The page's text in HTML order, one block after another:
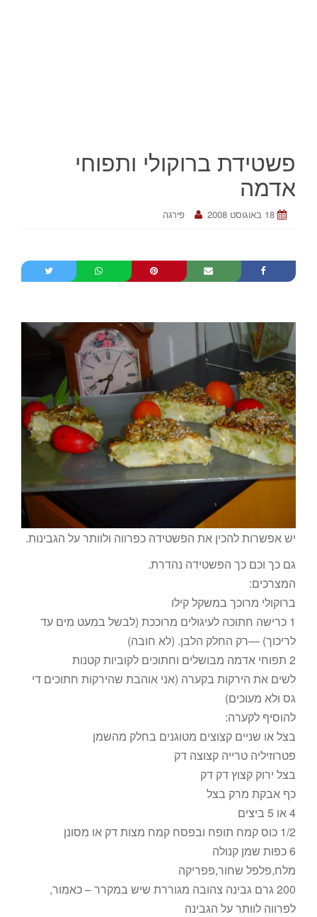
פשטידת ברוקולי ותפוחי
אדמה
18 באוגוסט 2008 פירגה
יש אפשרות להכין את הפשטידה כפרווה ולוותר על הגבינות.
גם כך וכם כך הפשטידה נהדרת.
המצרכים:
ברוקולי מרוכך במשקל קילו
1 כרישה חתוכה לעיגולים מרוככת (לבשל במעט מים עד
לריכוך) —רק החלק הלבן. (לא חובה)
2 תפוחי אדמה מבושלים וחתוכים לקוביות קטנות
לשים את הירקות בקערה (אני אוהבת שהירקות חתוכים די
גס ולא מעוכים)
להוסיף לקערה:
בצל או שניים קצוצים מטוגנים בחלק מהשמן
פטרוזיליה טרייה קצוצה דק
בצל ירוק קצוץ דק דק
כף אבקת מרק בצל
4 או 5 ביצים
1/2 כוס קמח תופח ובפסח קמח מצות דק או מסונן
6 כפות שמן קנולה
מלח,פלפל שחור,פפריקה
200 גרם גבינה צהובה מגוררת שיש במקרר – כאמור,
לפרווה לוותר על הגבינה